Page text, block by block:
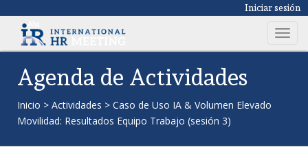
Iniciar sesión
T
o
a
Agenda de Actividades
Inicio > Actividades > Caso de Uso IA & Volumen Elevado
Movilidad: Resultados Equipo Trabajo (sesión 3)